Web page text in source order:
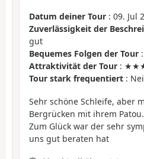
Datum deiner Tour : 09. Jul
Zuverlässigkeit der
gut
Bequemes Folgen der Tour
Attraktivität der Tour :
Tour stark frequentiert :
Sehr schöne Schleife, aber
Bergrücken mit ihrem Patou.
Zum Glück war der sehr
uns gut beraten hat